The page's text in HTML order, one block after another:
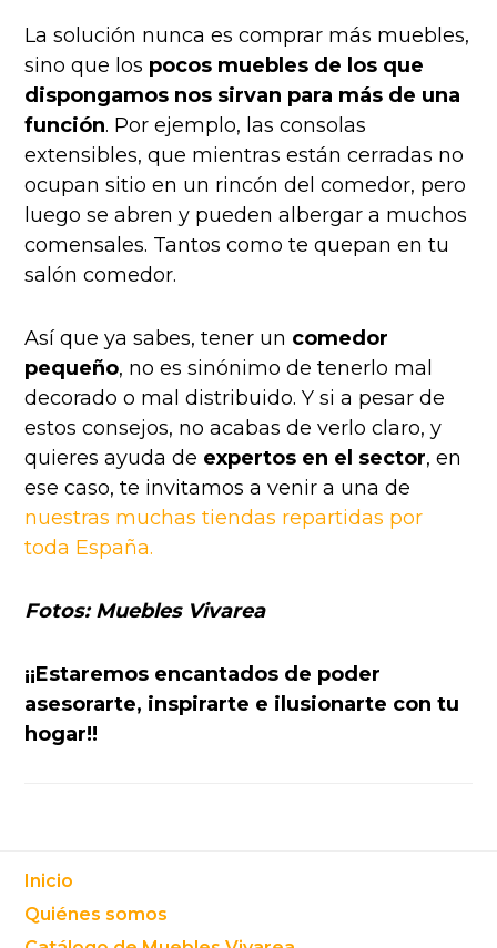
La solución nunca es comprar más muebles,
sino que los pocos muebles de los que
dispongamos nos sirvan para más de una
función. Por ejemplo, las consolas
extensibles, que mientras están cerradas no
ocupan sitio en un rincón del comedor, pero
luego se abren y pueden albergar a muchos
comensales. Tantos como te quepan en tu
salón comedor.
Así que ya sabes, tener un comedor
pequeño, no es sinónimo de tenerlo mal
decorado o mal distribuido. Y si a pesar de
estos consejos, no acabas de verlo claro, y
quieres ayuda de expertos en el sector, en
ese caso, te invitamos a venir a una de
nuestras muchas tiendas repartidas por
toda España.
Fotos: Muebles Vivarea
¡¡Estaremos encantados de poder
asesorarte, inspirarte e ilusionarte con tu
hogar!!
Footer
Inicio
Quiénes somos